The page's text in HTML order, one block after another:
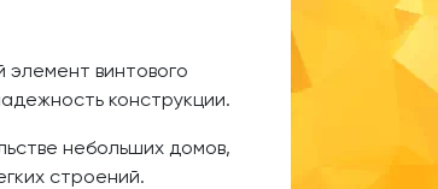
винтового
конструкции.
небольших домов,
строений.